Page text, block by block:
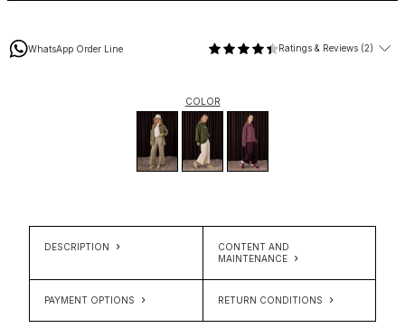
WhatsApp Order Line Ratings & Reviews (2)
COLOR
DESCRIPTION
CONTENT AND
MAINTENANCE
PAYMENT OPTIONS RETURN CONDITIONS